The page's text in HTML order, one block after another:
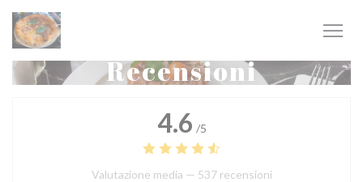
Personalizzazione delle tue scelte sui cookie
Recensioni
4.6 /5
Valutazione media — 537 recensioni